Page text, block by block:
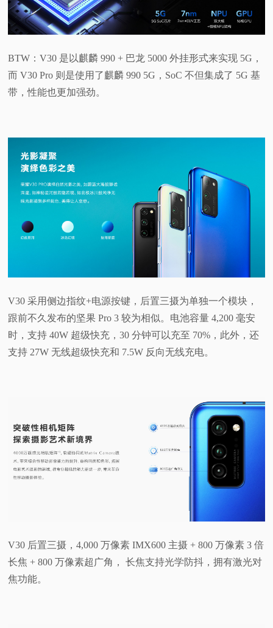
BTW：V30 是以麒麟 990 + 巴龙 5000 外挂形式来实现 5G，
而 V30 Pro 则是使用了麒麟 990 5G，SoC 不但集成了 5G 基
带，性能也更加强劲。
V30 采用侧边指纹+电源按键，后置三摄为单独一个模块，
跟前不久发布的坚果 Pro 3 较为相似。电池容量 4,200 毫安
时，支持 40W 超级快充，30 分钟可以充至 70%，此外，还
支持 27W 无线超级快充和 7.5W 反向无线充电。
V30 后置三摄，4,000 万像素 IMX600 主摄 + 800 万像素 3 倍
长焦 + 800 万像素超广角， 长焦支持光学防抖，拥有激光对
焦功能。